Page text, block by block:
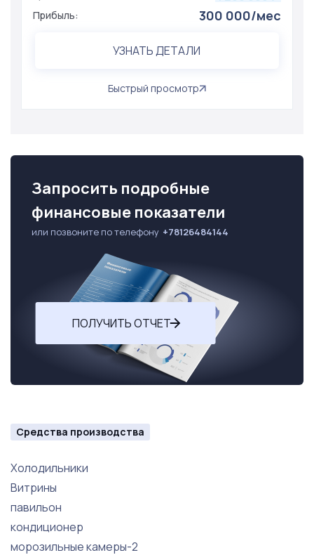
Прибыль: 300 000/мес
УЗНАТЬ ДЕТАЛИ
Быстрый просмотр
Запросить подробные
финансовые показатели
или позвоните по телефону +78126484144
ПОЛУЧИТЬ ОТЧЕТ
Средства производства
Холодильники
Витрины
павильон
кондиционер
морозильные камеры-2